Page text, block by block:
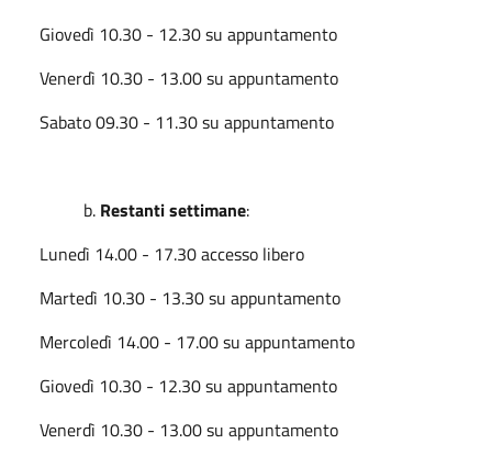
Giovedì 10.30 - 12.30 su appuntamento
Venerdì 10.30 - 13.00 su appuntamento
Sabato 09.30 - 11.30 su appuntamento
b. Restanti settimane:
Lunedì 14.00 - 17.30 accesso libero
Martedì 10.30 - 13.30 su appuntamento
Mercoledì 14.00 - 17.00 su appuntamento
Giovedì 10.30 - 12.30 su appuntamento
Venerdì 10.30 - 13.00 su appuntamento